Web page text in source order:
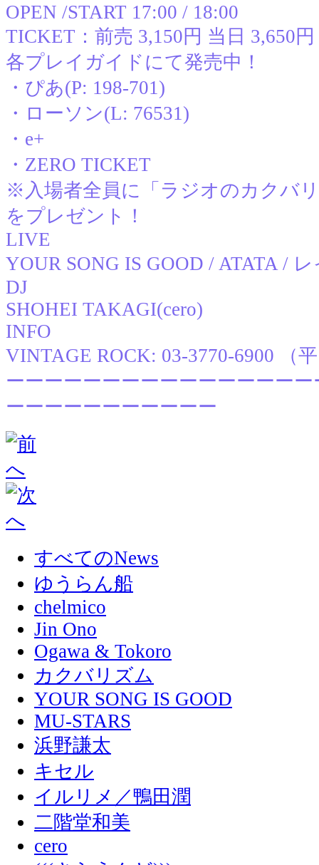
OPEN /START 17:00 / 18:00
TICKET：前売 3,150円 当日
各プレイガイドにて発売中！
・ぴあ(P: 198-701)
・ローソン(L: 76531)
・e+
・ZERO TICKET
※入場者全員に「ラジオのカクバ
をプレゼント！
LIVE
YOUR SONG IS GOOD / ATATA /
DJ
SHOHEI TAKAGI(cero)
INFO
VINTAGE ROCK: 03-3770-6900 （
ーーーーーーーーーーーーーーー
ーーーーーーーーーーー
すべてのNews
ゆうらん船
chelmico
Jin Ono
Ogawa & Tokoro
カクバリズム
YOUR SONG IS GOOD
MU-STARS
浜野謙太
キセル
イルリメ／鴨田潤
二階堂和美
cero